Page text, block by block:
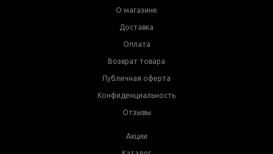
О магазине
Доставка
Оплата
Возврат товара
Публичная оферта
Конфиденциальность
Отзывы
Акции